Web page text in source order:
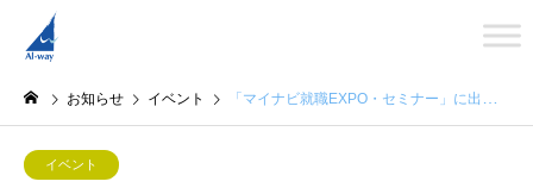
お知らせ イベント 「マイナビ就職EXPO・セミナー」に出展します！
イベント